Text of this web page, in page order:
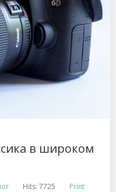
в широком
Hits: 7725
Print